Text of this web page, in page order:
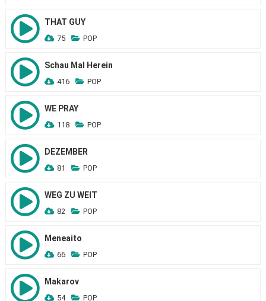
THAT GUY
75 POP
Schau Mal Herein
416 POP
WE PRAY
118 POP
DEZEMBER
81 POP
WEG ZU WEIT
82 POP
Meneaito
66 POP
Makarov
54 POP